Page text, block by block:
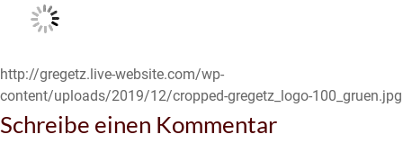
http://gregetz.live-website.com/wp-
content/uploads/2019/12/cropped-gregetz_logo-100_gruen.jpg
Schreibe einen Kommentar